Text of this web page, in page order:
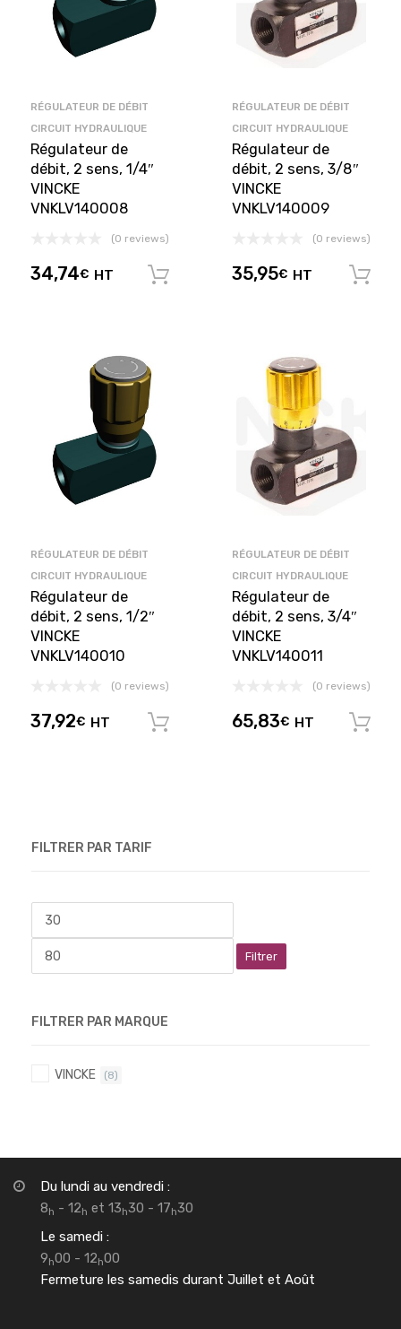
RÉGULATEUR DE DÉBIT
CIRCUIT HYDRAULIQUE
Régulateur de
débit, 2 sens, 1/4″
VINCKE
VNKLV140008
(0 reviews)
34,74€ HT Ajouter au panier
RÉGULATEUR DE DÉBIT
CIRCUIT HYDRAULIQUE
Régulateur de
débit, 2 sens, 3/8″
VINCKE
VNKLV140009
(0 reviews)
35,95€ HT
RÉGULATEUR DE DÉBIT
CIRCUIT HYDRAULIQUE
Régulateur de
débit, 2 sens, 1/2″
VINCKE
VNKLV140010
(0 reviews)
37,92€ HT Ajouter au panier
RÉGULATEUR DE DÉBIT
CIRCUIT HYDRAULIQUE
Régulateur de
débit, 2 sens, 3/4″
VINCKE
VNKLV140011
(0 reviews)
65,83€ HT
FILTRER PAR TARIF
Filtrer
FILTRER PAR MARQUE
VINCKE (8)
Du lundi au vendredi :
8h - 12h et 13h30 - 17h30
Le samedi :
9h00 - 12h00
Fermeture les samedis durant Juillet et Août